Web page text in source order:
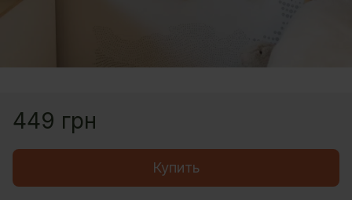
449 грн
Купить